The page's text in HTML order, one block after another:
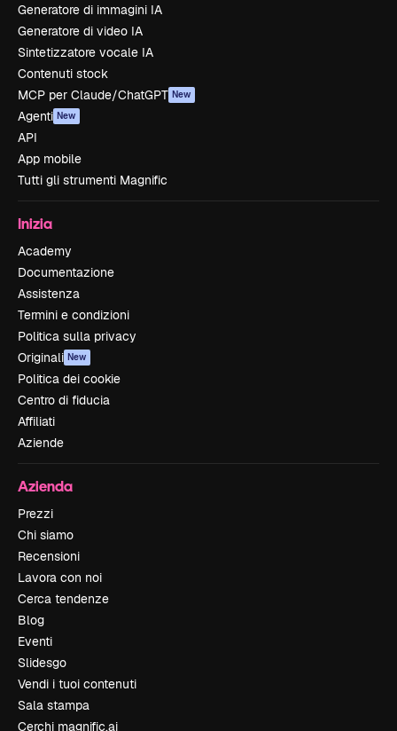
Generatore di immagini IA
Generatore di video IA
Sintetizzatore vocale IA
Contenuti stock
MCP per Claude/ChatGPT New
Agenti New
API
App mobile
Tutti gli strumenti Magnific
Inizia
Academy
Documentazione
Assistenza
Termini e condizioni
Politica sulla privacy
Originali New
Politica dei cookie
Centro di fiducia
Affiliati
Aziende
Azienda
Prezzi
Chi siamo
Recensioni
Lavora con noi
Cerca tendenze
Blog
Eventi
Slidesgo
Vendi i tuoi contenuti
Sala stampa
Cerchi magnific.ai